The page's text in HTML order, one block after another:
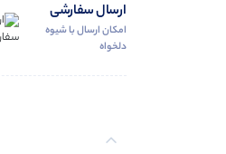
ارسال سفارشی
امکان ارسال با شیوه
دلخواه